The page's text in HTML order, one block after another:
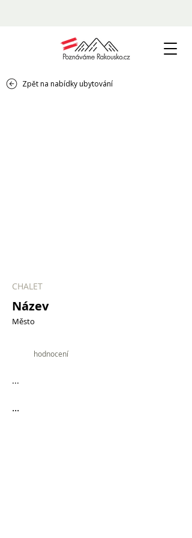
Zpět na nabídky ubytování
CHALET
Název
Město
hodnocení
...
...